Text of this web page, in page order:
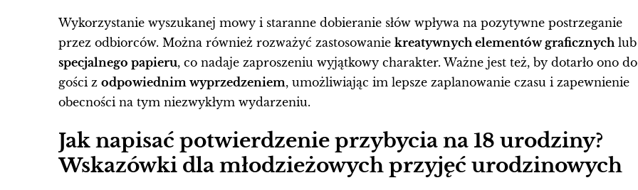
Wykorzystanie wyszukanej mowy i staranne dobieranie słów wpływa na pozytywne postrzeganie
przez odbiorców. Można również rozważyć zastosowanie kreatywnych elementów graficznychlub
specjalnego papieru, co nadaje zaproszeniu wyjątkowy charakter. Ważne jest też, by dotarło ono do
gości z odpowiednim wyprzedzeniem, umożliwiając im lepsze zaplanowanie czasu i zapewnienie
obecności na tym niezwykłym wydarzeniu.
Jak napisać potwierdzenie przybycia na 18 urodziny?
Wskazówki dla młodzieżowych przyjęć urodzinowych